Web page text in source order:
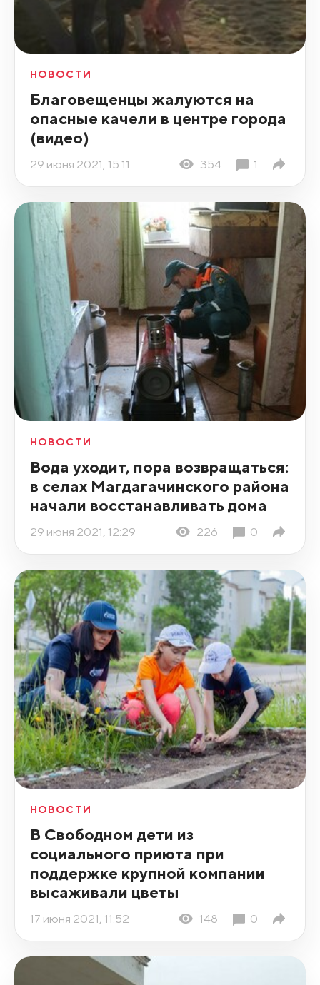
НОВОСТИ
Благовещенцы жалуются на
опасные качели в центре города
(видео)
29 июня 2021, 15:11 354 1
НОВОСТИ
Вода уходит, пора возвращаться:
в селах Магдагачинского района
начали восстанавливать дома
29 июня 2021, 12:29 226 0
НОВОСТИ
В Свободном дети из
социального приюта при
поддержке крупной компании
высаживали цветы
17 июня 2021, 11:52 148 0